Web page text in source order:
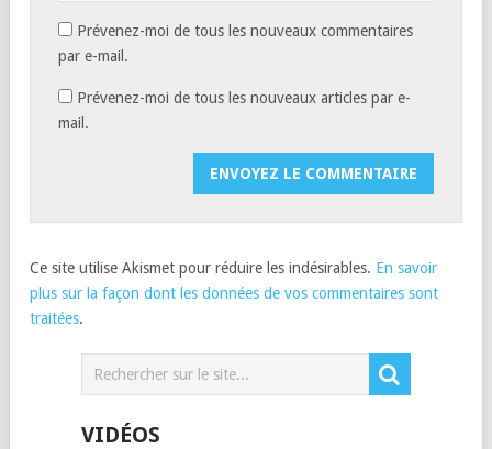
Prévenez-moi de tous les nouveaux commentaires
par e-mail.
Prévenez-moi de tous les nouveaux articles par e-
mail.
Ce site utilise Akismet pour réduire les indésirables. En savoir
plus sur la façon dont les données de vos commentaires sont
traitées.
VIDÉOS